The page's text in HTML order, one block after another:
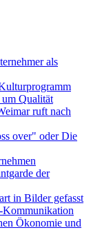
als
Qualität
ruft nach
over" oder Die
der
in Bilder gefasst
Kommunikation
Ökonomie und